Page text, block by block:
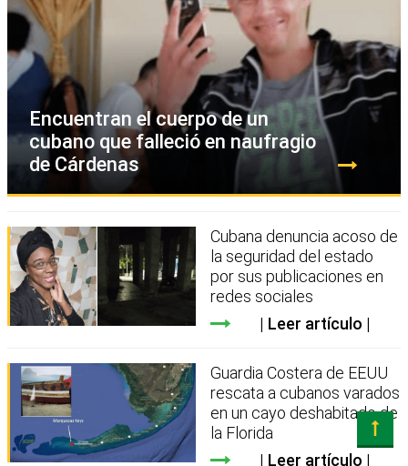
Encuentran el cuerpo de un
cubano que falleció en naufragio
de Cárdenas
Cubana denuncia acoso de
la seguridad del estado
por sus publicaciones en
redes sociales
Leer artículo
Guardia Costera de EEUU
rescata a cubanos varados
en un cayo deshabitado de
la Florida
Leer artículo